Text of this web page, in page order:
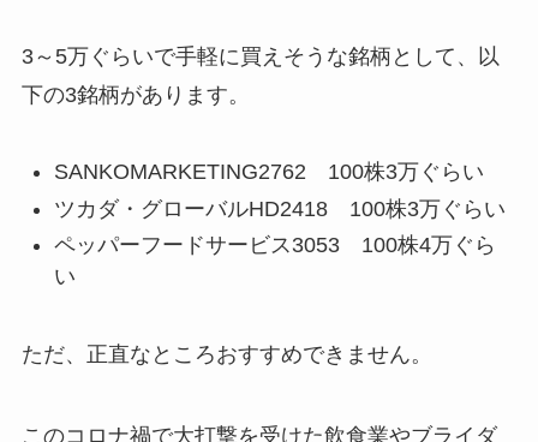
3～5万ぐらいで手軽に買えそうな銘柄として、以
下の3銘柄があります。
SANKOMARKETING2762 100株3万ぐらい
ツカダ・グローバルHD2418 100株3万ぐらい
ペッパーフードサービス3053 100株4万ぐら
い
ただ、正直なところおすすめできません。
このコロナ禍で大打撃を受けた飲食業やブライダ